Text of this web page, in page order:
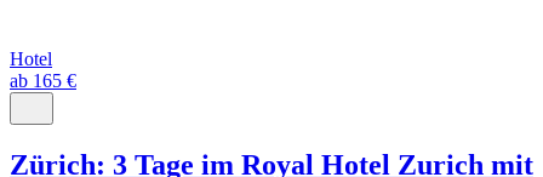
Hotel
ab 165 €
Zürich: 3 Tage im Royal Hotel Zurich mit